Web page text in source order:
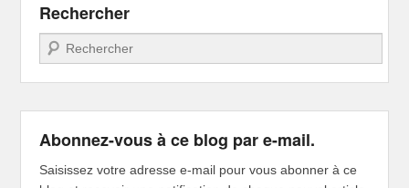
Rechercher
Recherche
Abonnez-vous à ce blog par e-mail.
Saisissez votre adresse e-mail pour vous abonner à ce